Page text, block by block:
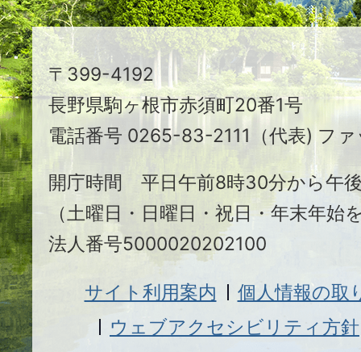
ち
駒
ヶ
根
市
〒399-4192
長野県駒ヶ根市赤須町20番1号
電話番号 0265-83-2111（代表) フ
開庁時間 平日午前8時30分から午
（土曜日・日曜日・祝日・年末年始
法人番号5000020202100
サイト利用案内
個人情報の取
ウェブアクセシビリティ方針